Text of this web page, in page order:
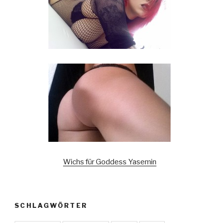
Wichs für Goddess Yasemin
SCHLAGWÖRTER